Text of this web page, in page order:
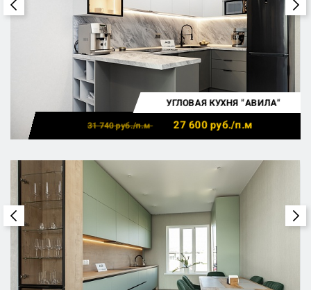
УГЛОВАЯ КУХНЯ "АВИЛА"
31 740руб./п.м 27 600руб./п.м